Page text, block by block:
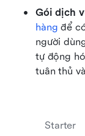
Gói dịch
hàng để
người
tự động
tuân thủ
Starter